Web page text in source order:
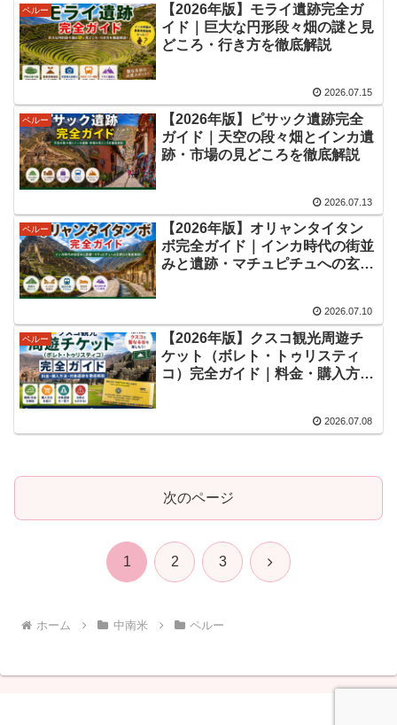
ペルー
【2026年版】モライ遺跡完全ガ
イド｜巨大な円形段々畑の謎と見
どころ・行き方を徹底解説
2026.07.15
ペルー
【2026年版】ピサック遺跡完全
ガイド｜天空の段々畑とインカ遺
跡・市場の見どころを徹底解説
2026.07.13
ペルー
【2026年版】オリャンタイタン
ボ完全ガイド｜インカ時代の街並
みと遺跡・マチュピチュへの玄関
2026.07.10
ペルー
【2026年版】クスコ観光周遊チ
ケット（ボレト・トゥリスティ
コ）完全ガイド｜料金・購入方
2026.07.08
次のページ
1 2 3 次
ホーム 中南米 ペルー